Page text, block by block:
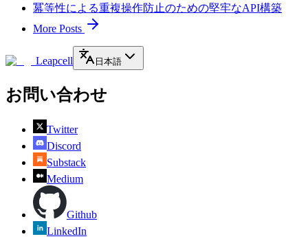
冪等性による重複操作防止のための堅牢なAPI構築
More Posts
Leapcell 日本語
お問い合わせ
Twitter
Discord
Substack
Medium
Github
LinkedIn